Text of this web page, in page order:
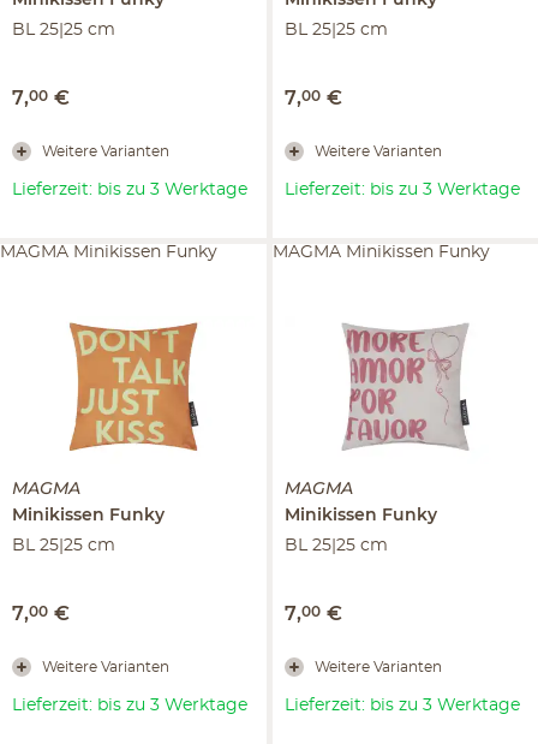
BL 25|25 cm
7,00 €
Weitere Varianten
Lieferzeit: bis zu 3 Werktage
BL 25|25 cm
7,00 €
Weitere Varianten
Lieferzeit: bis zu 3 Werktage
MAGMA
Minikissen Funky
BL 25|25 cm
7,00 €
MAGMA Minikissen Funky
Weitere Varianten
Lieferzeit: bis zu 3 Werktage
MAGMA
Minikissen Funky
BL 25|25 cm
7,00 €
MAGMA Minikissen Funky
Weitere Varianten
Lieferzeit: bis zu 3 Werktage